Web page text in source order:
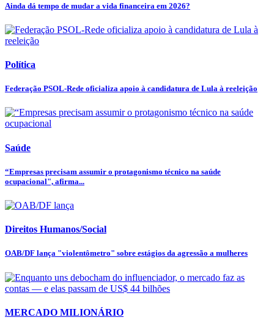
Ainda dá tempo de mudar a vida financeira em 2026?
Política
Federação PSOL-Rede oficializa apoio à candidatura de Lula à reeleição
Saúde
“Empresas precisam assumir o protagonismo técnico na saúde
ocupacional", afirma...
Direitos Humanos/Social
OAB/DF lança "violentômetro" sobre estágios da agressão a mulheres
MERCADO MILIONÁRIO